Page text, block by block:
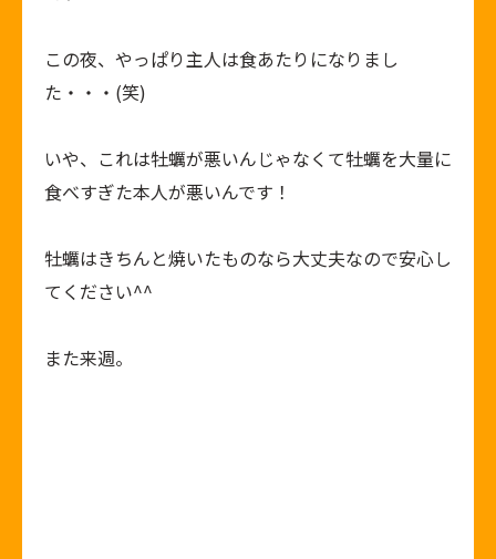
この夜、やっぱり主人は食あたりになりまし
た・・・(笑)
いや、これは牡蠣が悪いんじゃなくて牡蠣を大量に
食べすぎた本人が悪いんです！
牡蠣はきちんと焼いたものなら大丈夫なので安心し
てください^^
また来週。